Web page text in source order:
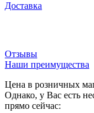
Доставка
Отзывы
Наши преимущества
Цена в розничных
Однако, у Вас есть
прямо сейчас: